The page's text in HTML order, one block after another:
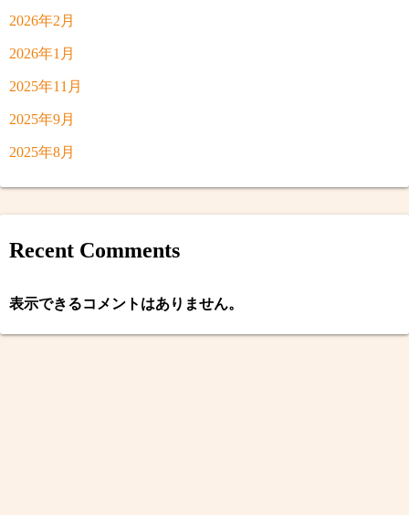
2026年2月
2026年1月
2025年11月
2025年9月
2025年8月
Recent Comments
表示できるコメントはありません。